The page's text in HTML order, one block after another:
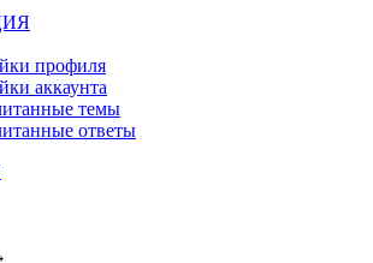
профиля
аккаунта
темы
ответы